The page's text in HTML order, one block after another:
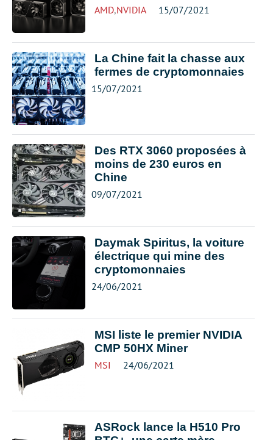
AMD,NVIDIA 15/07/2021
La Chine fait la chasse aux
fermes de cryptomonnaies
15/07/2021
Des RTX 3060 proposées à
moins de 230 euros en
Chine
09/07/2021
Daymak Spiritus, la voiture
électrique qui mine des
cryptomonnaies
24/06/2021
MSI liste le premier NVIDIA
CMP 50HX Miner
MSI 24/06/2021
ASRock lance la H510 Pro